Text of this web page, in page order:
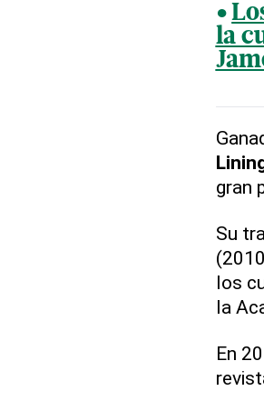
la
gran
Su
los
la
En